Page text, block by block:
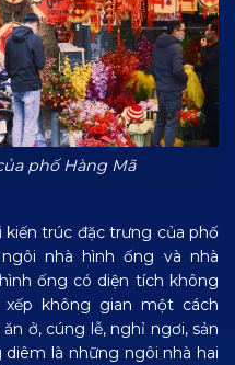
phố Hàng Mã
trúc đặc trưng của phố
nhà hình ống và nhà
ống có diện tích không
không gian một cách
ở, cúng lễ, nghỉ ngơi, sản
là những ngôi nhà hai